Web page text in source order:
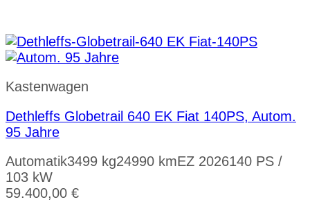
Kastenwagen
Dethleffs Globetrail 640 EK Fiat 140PS, Autom.
95 Jahre
Automatik3499 kg24990 kmEZ 2026140 PS /
103 kW
59.400,00 €